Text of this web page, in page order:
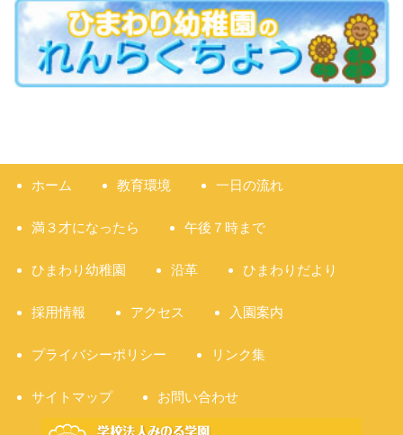
ホーム 教育環境 一日の流れ
満３才になったら 午後７時まで
ひまわり幼稚園 沿革 ひまわりだより
採用情報 アクセス 入園案内
プライバシーポリシー リンク集
サイトマップ お問い合わせ